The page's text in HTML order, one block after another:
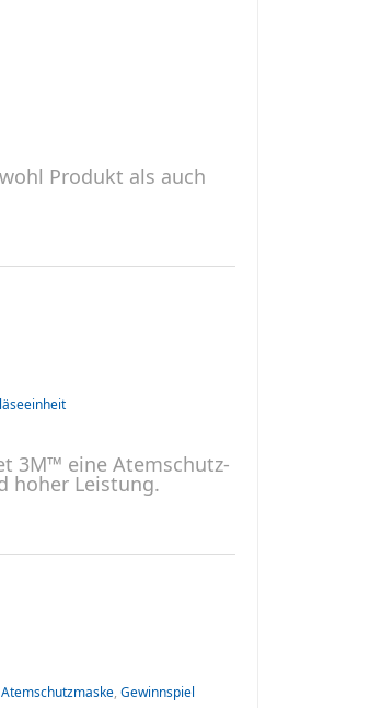
Produkt als auch
3M™ eine Atemschutz-
hoher Leistung.
Atemschutzmaske, Gewinnspiel